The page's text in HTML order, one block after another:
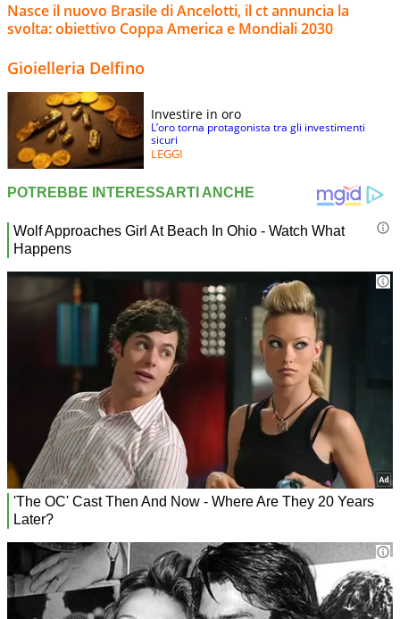
Nasce il nuovo Brasile di Ancelotti, il ct annuncia la
svolta: obiettivo Coppa America e Mondiali 2030
Gioielleria Delfino
Investire in oro
L’oro torna protagonista tra gli investimenti
sicuri
LEGGI